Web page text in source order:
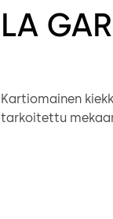
LA
Kartiomainen
tarkoitettu